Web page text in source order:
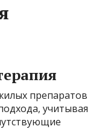
препаратов
учитывая